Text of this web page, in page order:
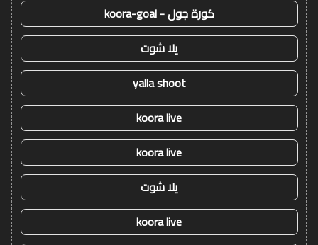
كورة جول - koora-goal
يلا شوت
yalla shoot
koora live
koora live
يلا شوت
koora live